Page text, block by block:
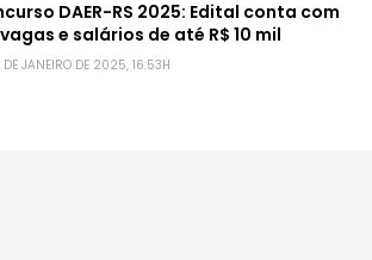
DAER-RS 2025: Edital conta com
vagas e salários de até R$ 10 mil
DE JANEIRO DE 2025, 16:53H